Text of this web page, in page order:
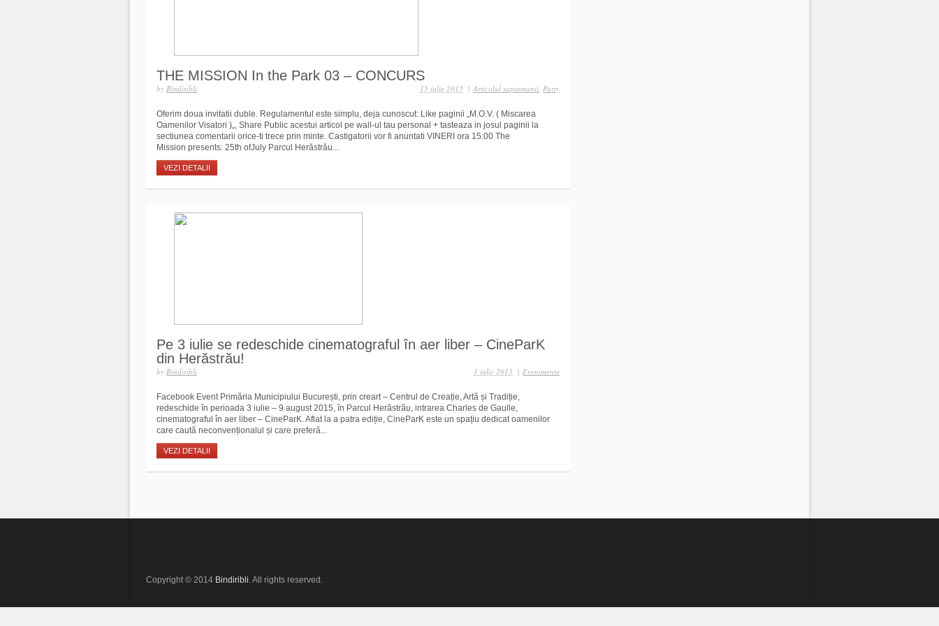
THE MISSION In the Park 03 – CONCURS
by Bindiribli | Articolul saptamanii,Party
15 iulie 2015
Oferim doua invitatii duble. Regulamentul este simplu, deja cunoscut: Like paginii „M.O.V. ( Miscarea
Oamenilor Visatori )„, Share Public acestui articol pe wall-ul tau personal + tasteaza in josul paginii la
sectiunea comentarii orice-ti trece prin minte. Castigatorii vor fi anuntati VINERI ora 15:00 The
Mission presents: 25th ofJuly Parcul Herăstrău...
VEZI DETALII
Pe 3 iulie se redeschide cinematograful în aer liber – CineParK
din Herăstrău!
by Bindiribli | Evenimente
1 iulie 2015
Facebook Event Primăria Municipiului București, prin creart – Centrul de Creație, Artă și Tradiție,
redeschide în perioada 3 iulie – 9 august 2015, în Parcul Herăstrău, intrarea Charles de Gaulle,
cinematograful în aer liber – CineParK. Aflat la a patra ediție, CineParK este un spațiu dedicat oamenilor
care caută neconvenționalul și care preferă...
VEZI DETALII
Copyright © 2014 Bindiribli. All rights reserved.